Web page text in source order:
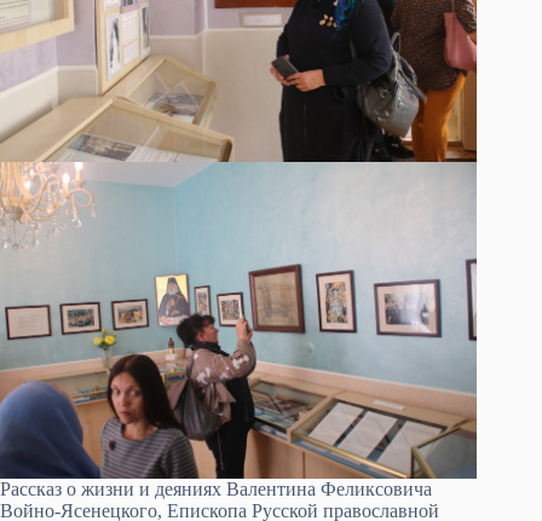
Рассказ о жизни и деяниях Валентина Феликсовича
Войно-Ясенецкого, Епископа Русской православной